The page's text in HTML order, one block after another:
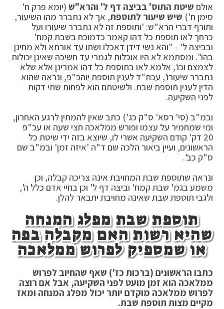
אולם שיטת התוס' בביצה דף ל' והרא"ש (יומא פרק ח'
סימן ח') שיש שיעור לתוספת, אך לא נתברר מהו השיעור,
ותורף דברי הרא"ש: 'ותוספת זה לא נתברר שיעורו ועל
כרחך לאו תוספת כל דהו קאמר כדמוכח בשבת קמח'
ובביצה ל' - "והא נשי דידן דאכלו ושתו עד אורתא ולא מחינן
בהו". ומסתמא לא היו אוכלות לגמרי עד חשיכה שאינן יכולות
לצמצם וכו', אלמא לאו בתוספת כל דהו אמרינן אלא שלא
נתברר שיעורו', עכת"ד לענין תוספת יוהכ"פ, ונראה שהוא
הדין לענין תוספת שבת. ולשיטתם הוא לפחות שתי דקות
לפני השקיעה.
ובמ"ב (סי' רסא' ס"ק כג') כתב שאין להמתין לרגע האחרון,
ומי שמחמיר על עצמו ופורש ממלאכה חצי שעה או עכ"פ
20 דק' קודם השקיעה אשרי לו, שיוצא בזה ידי שיטת כל
הראשונים, ועיין ביאור הלכה שם ד"ה 'איזה זמן' ובמ"ב שם
ס"ק כב'.
ונראה שתוספת שבת המחויבת אינה צריכה קבלה, וכן
משמע בגמ' שבת קמח' וביצה דף ל' וכן בחיי אדם כלל ה',
ולגבי תוספת שבת שאינה מחויבת יתבאר להלן.
תוספת שבת מפלג המנחה
שהיא רשות האם מקבלה בפה
או שמספיק לפרוש ממלאכה
כתבו הראשונים (ברכות כז') שאף שהחיוב לפרוש
ממלאכה הוא זמן מועט לפני השקיעה, אבל אם רוצה
לפרוש ממלאכה מוקדם יותר יכול מפלג המנחה ומאז
מקיים מצות תוספת שבת.